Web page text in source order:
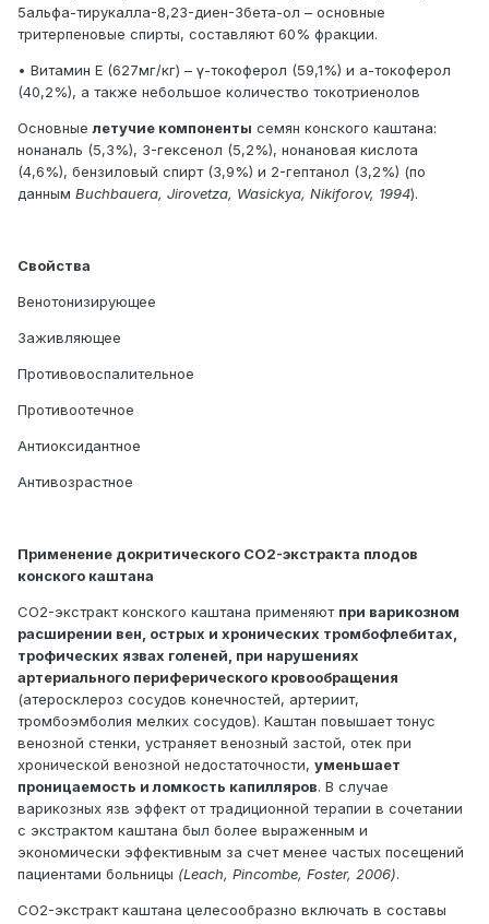
5aльфа-тирукалла-8,23-диен-3бета-ол – основные
тритерпеновые спирты, составляют 60% фракции.
• Витамин Е (627мг/кг) – γ-токоферол (59,1%) и a-токоферол
(40,2%), а также небольшое количество токотриенолов
Основныелетучие компоненты семян конского каштана:
нонаналь (5,3%), 3-гексенол (5,2%), нонановая кислота
(4,6%), бензиловый спирт (3,9%) и 2-гептанол (3,2%) (по
данным Buchbauera, Jirovetza, Wasickya, Nikiforov, 1994).
Свойства
Венотонизирующее
Заживляющее
Противовоспалительное
Противоотечное
Антиоксидантное
Антивозрастное
Применение докритического СО2-экстракта плодов
конского каштана
СО2-экстракт конского каштана применяют при варикозном
расширении вен, острых и хронических тромбофлебитах,
трофических язвах голеней, при нарушениях
артериального периферического кровообращения
(атеросклероз сосудов конечностей, артериит,
тромбоэмболия мелких сосудов). Каштан повышает тонус
венозной стенки, устраняет венозный застой, отек при
хронической венозной недостаточности, уменьшает
проницаемость и ломкость капилляров. В случае
варикозных язв эффект от традиционной терапии в сочетании
с экстрактом каштана был более выраженным и
экономически эффективным за счет менее частых посещений
пациентами больницы (Leach, Pincombe, Foster, 2006).
СО2-экстракт каштана целесообразно включать в составы